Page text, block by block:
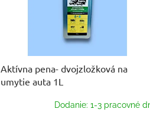
oAktívna pena- dvojzložková na
umytie auta 1L
Dodanie: 1-3 pracovné